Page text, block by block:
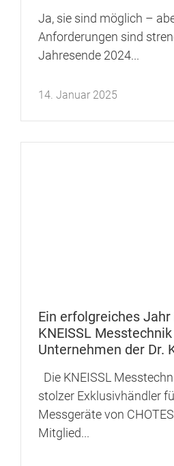
Ja, sie sind möglich –
Anforderungen sind
Jahresende 2024...
14. Januar 2025
Ein erfolgreiches
KNEISSL
Unternehmen der Dr.
Die KNEISSL
stolzer Exklusivhändler
Messgeräte von
Mitglied...